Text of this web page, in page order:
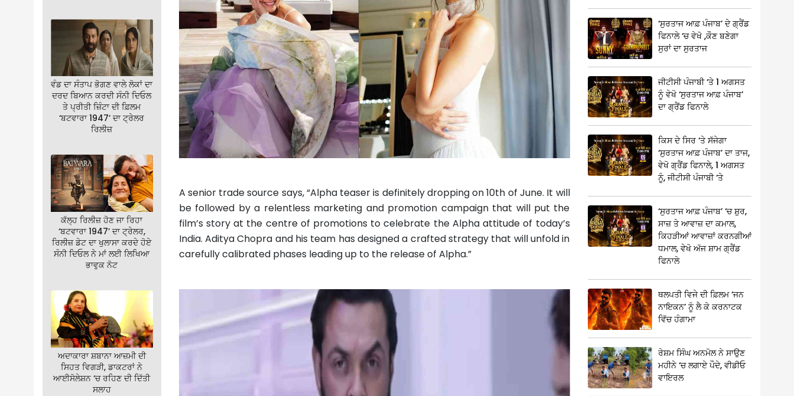
ਵੰਡ ਦਾ ਸੰਤਾਪ ਭੋਗਣ ਵਾਲੇ ਲੋਕਾਂ ਦਾ
ਦਰਦ ਬਿਆਨ ਕਰਦੀ ਸੰਨੀ ਦਿਓਲ
ਤੇ ਪ੍ਰੀਤੀ ਜ਼ਿੰਟਾ ਦੀ ਫ਼ਿਲਮ
‘ਬਟਵਾਰਾ 1947’ ਦਾ ਟ੍ਰੇਲਰ
ਰਿਲੀਜ਼
ਕੱਲ੍ਹ ਰਿਲੀਜ਼ ਹੋਣ ਜਾ ਰਿਹਾ
‘ਬਟਵਾਰਾ 1947’ ਦਾ ਟ੍ਰੇਲਰ,
ਰਿਲੀਜ਼ ਡੇਟ ਦਾ ਖੁਲਾਸਾ ਕਰਦੇ ਹੋਏ
ਸੰਨੀ ਦਿਓਲ ਨੇ ਮਾਂ ਲਈ ਲਿਖਿਆ
ਭਾਵੁਕ ਨੋਟ
ਅਦਾਕਾਰਾ ਸ਼ਬਾਨਾ ਆਜ਼ਮੀ ਦੀ
ਸਿਹਤ ਵਿਗੜੀ, ਡਾਕਟਰਾਂ ਨੇ
ਆਈਸੋਲੇਸ਼ਨ ‘ਚ ਰਹਿਣ ਦੀ ਦਿੱਤੀ
ਸਲਾਹ
A senior trade source says, “Alpha teaser is definitely dropping on 10th of June. It will
be followed by a relentless marketing and promotion campaign that will put the
film’s story at the centre of promotions to celebrate the Alpha attitude of today’s
India. Aditya Chopra and his team has designed a crafted strategy that will unfold in
carefully calibrated phases leading up to the release of Alpha.”
‘ਸੁਰਤਾਜ ਆਫ਼ ਪੰਜਾਬ’ ਦੇ ਗ੍ਰੈਂਡ
ਫਿਨਾਲੇ ‘ਚ ਵੇਖੋ ,ਕੌਣ ਬਣੇਗਾ
ਸੁਰਾਂ ਦਾ ਸੁਰਤਾਜ
ਜੀਟੀਸੀ ਪੰਜਾਬੀ ‘ਤੇ 1 ਅਗਸਤ
ਨੂੰ ਵੇਖੋ ‘ਸੁਰਤਾਜ ਆਫ਼ ਪੰਜਾਬ’
ਦਾ ਗ੍ਰੈਂਡ ਫਿਨਾਲੇ
ਕਿਸ ਦੇ ਸਿਰ ‘ਤੇ ਸੱਜੇਗਾ
‘ਸੁਰਤਾਜ ਆਫ਼ ਪੰਜਾਬ’ ਦਾ ਤਾਜ,
ਵੇਖੋ ਗ੍ਰੈਂਡ ਫਿਨਾਲੇ, 1 ਅਗਸਤ
ਨੂੰ, ਜੀਟੀਸੀ ਪੰਜਾਬੀ ‘ਤੇ
‘ਸੁਰਤਾਜ ਆਫ਼ ਪੰਜਾਬ’ ‘ਚ ਸ਼ੁਰ,
ਸਾਜ਼ ਤੇ ਆਵਾਜ਼ ਦਾ ਕਮਾਲ,
ਕਿਹੜੀਆਂ ਆਵਾਜ਼ਾਂ ਕਰਨਗੀਆਂ
ਧਮਾਲ, ਵੇਖੋ ਅੱਜ ਸ਼ਾਮ ਗ੍ਰੈਂਡ
ਫਿਨਾਲੇ
ਥਲਪਤੀ ਵਿਜੇ ਦੀ ਫ਼ਿਲਮ ‘ਜਨ
ਨਾਇਕਨ’ ਨੂੰ ਲੈ ਕੇ ਕਰਨਾਟਕ
ਵਿੱਚ ਹੰਗਾਮਾ
ਰੇਸ਼ਮ ਸਿੰਘ ਅਨਮੋਲ ਨੇ ਸਾਉਣ
ਮਹੀਨੇ ‘ਚ ਲਗਾਏ ਪੌਦੇ, ਵੀਡੀਓ
ਵਾਇਰਲ